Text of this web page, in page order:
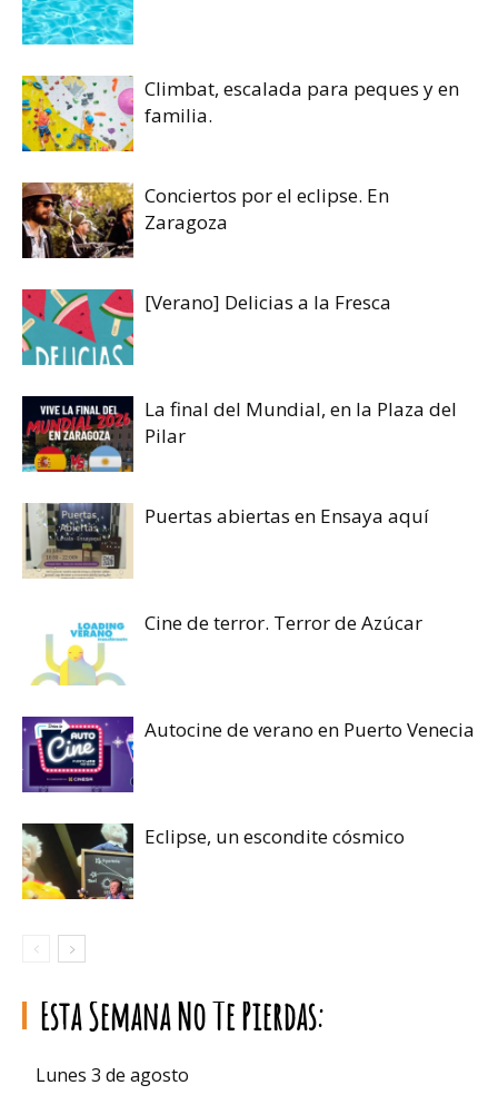
Climbat, escalada para peques y en
familia.
Conciertos por el eclipse. En
Zaragoza
[Verano] Delicias a la Fresca
La final del Mundial, en la Plaza del
Pilar
Puertas abiertas en Ensaya aquí
Cine de terror. Terror de Azúcar
Autocine de verano en Puerto Venecia
Eclipse, un escondite cósmico
Esta Semana No Te Pierdas:
Lunes 3 de agosto